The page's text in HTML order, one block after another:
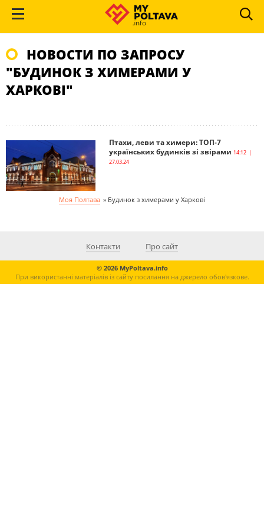
НОВОСТИ ПО ЗАПРОСУ
"БУДИНОК З ХИМЕРАМИ У
ХАРКОВІ"
Птахи, леви та химери: ТОП-7
українських будинків зі звірами 14:12 |
27.03.24
Моя Полтава » Будинок з химерами у Харкові
Контакти Про сайт
© 2026 MyPoltava.info
При використанні матеріалів із сайту посилання на джерело обов'язкове.